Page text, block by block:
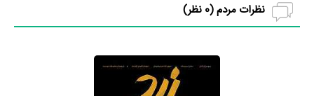
نظرات مردم (0 نظر)